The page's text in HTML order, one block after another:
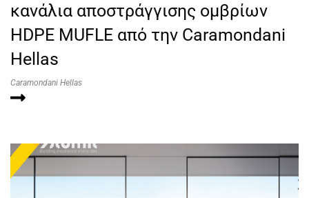
κανάλια αποστράγγισης ομβρίων
HDPE MUFLE από την Caramondani
Hellas
Caramondani Hellas